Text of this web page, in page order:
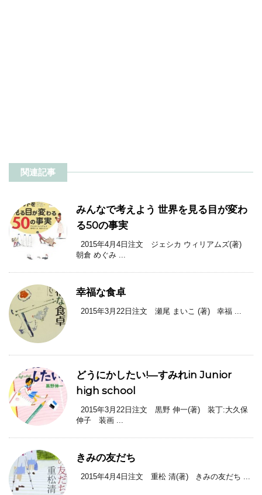
関連記事
みんなで考えよう 世界を見る目が変わ
る50の事実
2015年4月4日注文 ジェシカ ウィリアムズ(著)
朝倉 めぐみ ...
幸福な食卓
2015年3月22日注文 瀬尾 まいこ (著) 幸福 ...
どうにかしたい!―すみれin Junior
high school
2015年3月22日注文 黒野 伸一(著) 装丁:大久保
伸子 装画 ...
きみの友だち
2015年4月4日注文 重松 清(著) きみの友だち ...